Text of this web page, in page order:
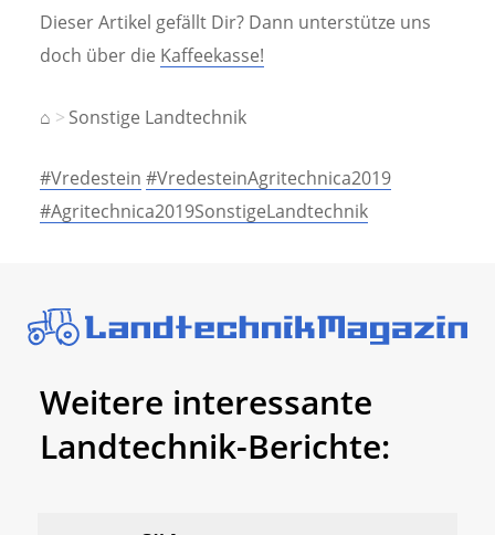
Dieser Artikel gefällt Dir? Dann unterstütze uns
doch über die Kaffeekasse!
⌂ Sonstige Landtechnik
#Vredestein #VredesteinAgritechnica2019
#Agritechnica2019SonstigeLandtechnik
Weitere interessante
Landtechnik-Berichte: